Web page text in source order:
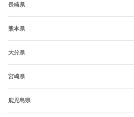
長崎県
熊本県
大分県
宮崎県
鹿児島県